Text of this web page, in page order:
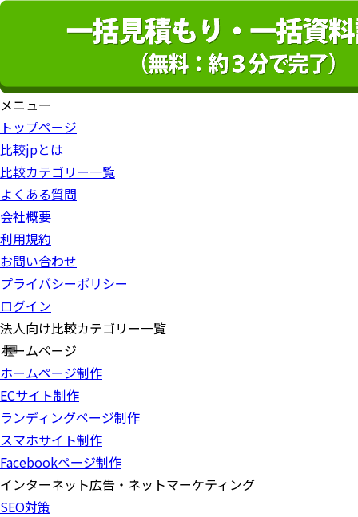
メニュー
トップページ
比較jpとは
比較カテゴリー一覧
よくある質問
会社概要
利用規約
お問い合わせ
プライバシーポリシー
ログイン
法人向け比較カテゴリー一覧
ホームページ
ホームページ制作
ECサイト制作
ランディングページ制作
スマホサイト制作
Facebookページ制作
インターネット広告・ネットマーケティング
SEO対策